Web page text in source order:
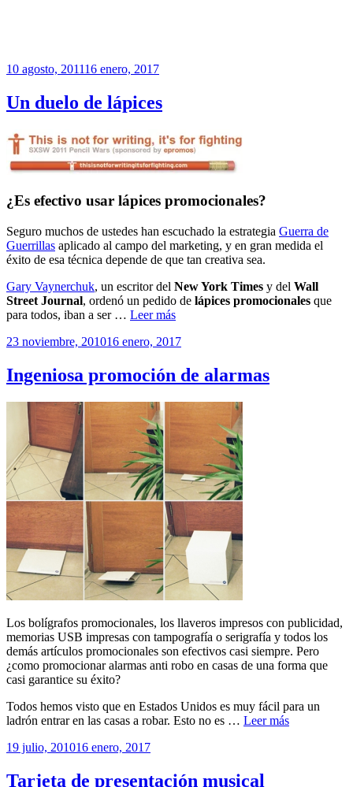
Publicado
10 agosto, 201116 enero, 2017
Un duelo de lápices
¿Es efectivo usar lápices promocionales?
Seguro muchos de ustedes han escuchado la estrategia Guerra de
Guerrillas aplicado al campo del marketing, y en gran medida el
éxito de esa técnica depende de que tan creativa sea.
Gary Vaynerchuk, un escritor del New York Times y del Wall
Street Journal, ordenó un pedido de lápices promocionales que
para todos, iban a ser … Leer más
Publicado
23 noviembre, 201016 enero, 2017
Ingeniosa promoción de alarmas
Los bolígrafos promocionales, los llaveros impresos con publicidad,
memorias USB impresas con tampografía o serigrafía y todos los
demás artículos promocionales son efectivos casi siempre. Pero
¿como promocionar alarmas anti robo en casas de una forma que
casi garantice su éxito?
Todos hemos visto que en Estados Unidos es muy fácil para un
ladrón entrar en las casas a robar. Esto no es … Leer más
Publicado
19 julio, 201016 enero, 2017
Tarjeta de presentación musical